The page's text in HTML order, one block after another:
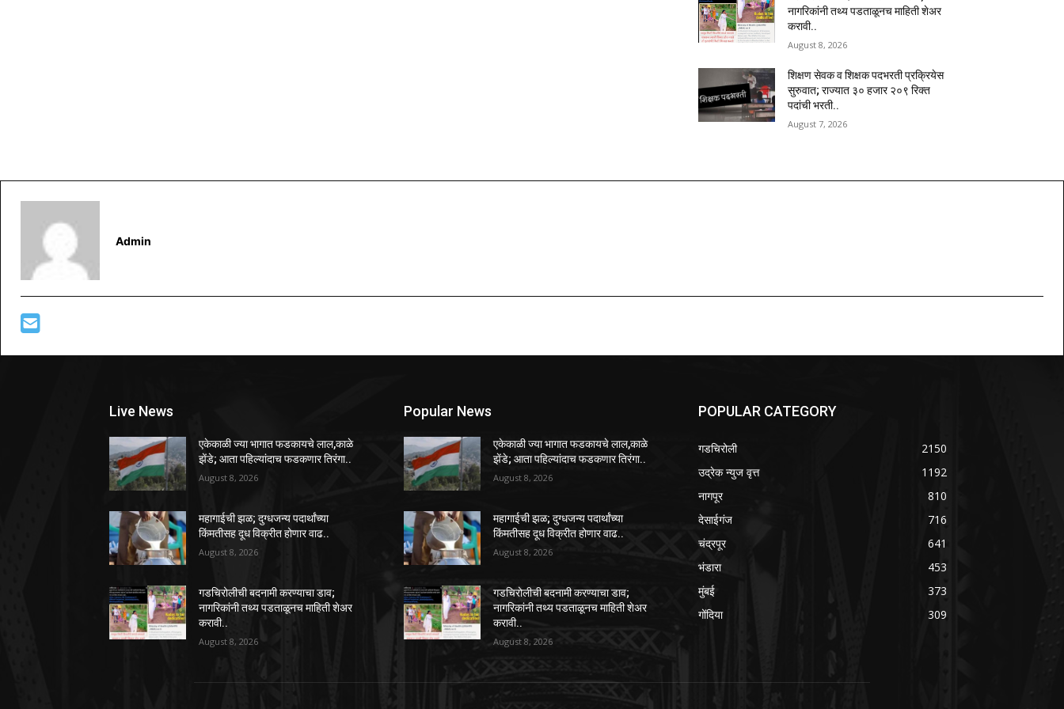
नागरिकांनी तथ्य पडताळूनच माहिती शेअर
करावी..
August 8, 2026
शिक्षण सेवक व शिक्षक पदभरती प्रक्रियेस
सुरुवात; राज्यात ३० हजार २०९ रिक्त
पदांची भरती..
August 7, 2026
Admin
Live News
एकेकाळी ज्या भागात फडकायचे लाल,काळे
झेंडे; आता पहिल्यांदाच फडकणार तिरंगा..
August 8, 2026
महागाईची झळ; दुग्धजन्य पदार्थांच्या
किंमतीसह दूध विक्रीत होणार वाढ..
August 8, 2026
गडचिरोलीची बदनामी करण्याचा डाव;
नागरिकांनी तथ्य पडताळूनच माहिती शेअर
करावी..
August 8, 2026
Popular News
एकेकाळी ज्या भागात फडकायचे लाल,काळे
झेंडे; आता पहिल्यांदाच फडकणार तिरंगा..
August 8, 2026
महागाईची झळ; दुग्धजन्य पदार्थांच्या
किंमतीसह दूध विक्रीत होणार वाढ..
August 8, 2026
गडचिरोलीची बदनामी करण्याचा डाव;
नागरिकांनी तथ्य पडताळूनच माहिती शेअर
करावी..
August 8, 2026
POPULAR CATEGORY
गडचिरोली
2150
उद्रेक न्युज वृत्त
1192
नागपूर
810
देसाईगंज
716
चंद्रपूर
641
भंडारा
453
मुंबई
373
गोंदिया
309